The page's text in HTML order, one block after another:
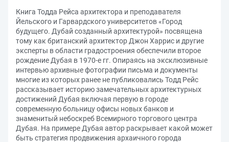
Книга Тодда Рейса архитектора и преподавателя
Йельского и Гарвардского университетов «Город
будущего. Дубай созданный архитектурой» посвящена
тому как британский архитектор Джон Харрис и другие
эксперты в области градостроения обеспечили второе
рождение Дубая в 1970-е гг. Опираясь на эксклюзивные
интервью архивные фотографии письма и документы
многие из которых ранее не публиковались Тодд Рейс
рассказывает историю замечательных архитектурных
достижений Дубая включая первую в городе
современную больницу офисы новых банков и
знаменитый небоскреб Всемирного торгового центра
Дубая. На примере Дубая автор раскрывает какой может
быть стратегия продвижения архаичного города